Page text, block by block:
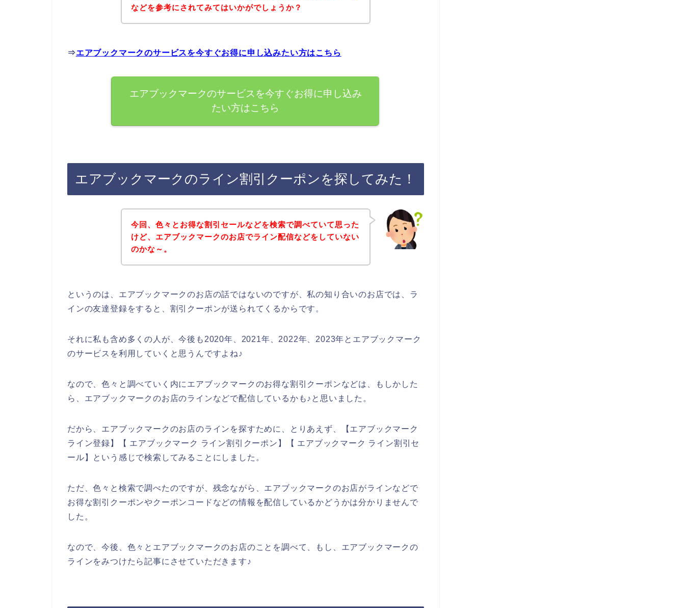
などを参考にされてみてはいかがでしょうか？
⇒エアブックマークのサービスを今すぐお得に申し込みたい方はこちら
エアブックマークのサービスを今すぐお得に申し込み
たい方はこちら
エアブックマークのライン割引クーポンを探してみた！
今回、色々とお得な割引セールなどを検索で調べていて思った
けど、エアブックマークのお店でライン配信などをしていない
のかな～。
というのは、エアブックマークのお店の話ではないのですが、私の知り合いのお店では、ラ
インの友達登録をすると、割引クーポンが送られてくるからです。
それに私も含め多くの人が、今後も2020年、2021年、2022年、2023年とエアブックマーク
のサービスを利用していくと思うんですよね♪
なので、色々と調べていく内にエアブックマークのお得な割引クーポンなどは、もしかした
ら、エアブックマークのお店のラインなどで配信しているかも♪と思いました。
だから、エアブックマークのお店のラインを探すために、とりあえず、【エアブックマーク
ライン登録】【 エアブックマーク ライン割引クーポン】【 エアブックマーク ライン割引セ
ール】という感じで検索してみることにしました。
ただ、色々と検索で調べたのですが、残念ながら、エアブックマークのお店がラインなどで
お得な割引クーポンやクーポンコードなどの情報を配信しているかどうかは分かりませんで
した。
なので、今後、色々とエアブックマークのお店のことを調べて、もし、エアブックマークの
ラインをみつけたら記事にさせていただきます♪